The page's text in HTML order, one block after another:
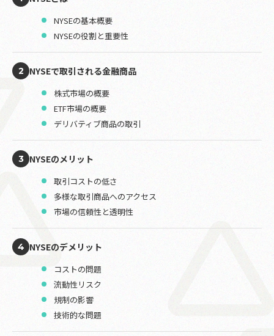
NYSEの基本概要
NYSEの役割と重要性
2 NYSEで取引される金融商品
株式市場の概要
ETF市場の概要
デリバティブ商品の取引
3 NYSEのメリット
取引コストの低さ
多様な取引商品へのアクセス
市場の信頼性と透明性
4 NYSEのデメリット
コストの問題
流動性リスク
規制の影響
技術的な問題